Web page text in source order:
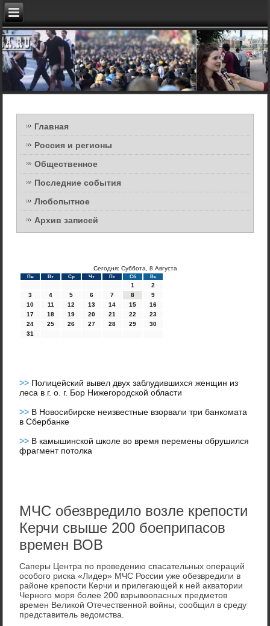
Главная
Россия и регионы
Общественное
Последние события
Любопытное
Архив записей
Сегодня: Суббота, 8 Августа
Пн Вт Ср Чт Пт Сб Вс
1
2
3
4 5 6 7 8
9
10
11 12 13 14 15
16
17
18 19 20 21 22
23
24
25 26 27 28 29
30
31
>> Полицейский вывел двух заблудившихся женщин из
леса в г. о. г. Бор Нижегородской области
>> В Новосибирске неизвестные взорвали три банкомата
в Сбербанке
>> В камышинской школе во время перемены обрушился
фрагмент потолка
МЧС обезвредило возле крепости
Керчи свыше 200 боеприпасов
времен ВОВ
Саперы Центра по проведению спасательных операций
особого риска «Лидер» МЧС России уже обезвредили в
районе крепости Керчи и прилегающей к ней акватории
Черного моря более 200 взрывоопасных предметов
времен Великой Отечественной войны, сообщил в среду
представитель ведомства.